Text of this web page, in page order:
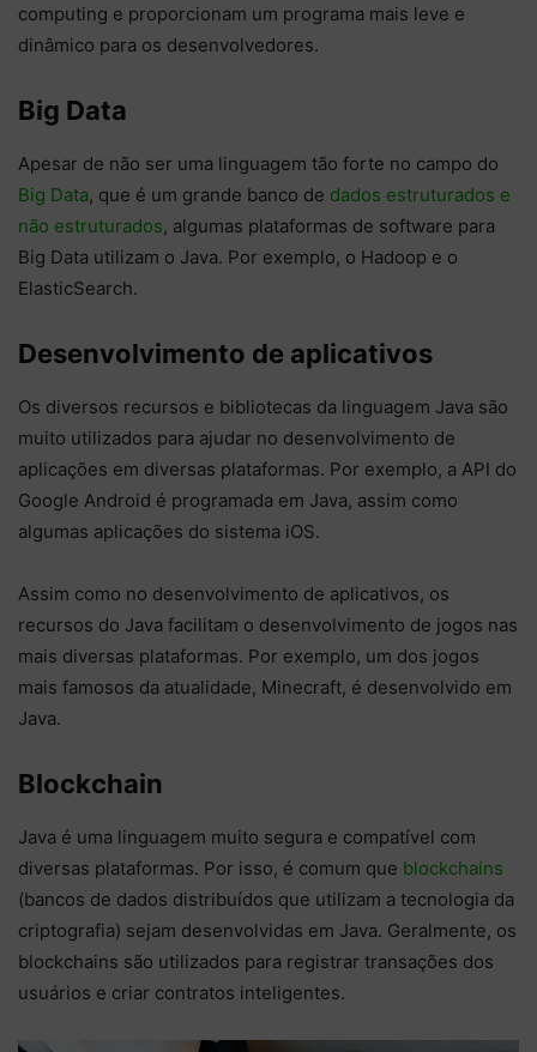
computing e proporcionam um programa mais leve e
dinâmico para os desenvolvedores.
Big Data
Apesar de não ser uma linguagem tão forte no campo do
Big Data, que é um grande banco de dados estruturados e
não estruturados, algumas plataformas de software para
Big Data utilizam o Java. Por exemplo, o Hadoop e o
ElasticSearch.
Desenvolvimento de aplicativos
Os diversos recursos e bibliotecas da linguagem Java são
muito utilizados para ajudar no desenvolvimento de
aplicações em diversas plataformas. Por exemplo, a API do
Google Android é programada em Java, assim como
algumas aplicações do sistema iOS.
Assim como no desenvolvimento de aplicativos, os
recursos do Java facilitam o desenvolvimento de jogos nas
mais diversas plataformas. Por exemplo, um dos jogos
mais famosos da atualidade, Minecraft, é desenvolvido em
Java.
Blockchain
Java é uma linguagem muito segura e compatível com
diversas plataformas. Por isso, é comum que blockchains
(bancos de dados distribuídos que utilizam a tecnologia da
criptografia) sejam desenvolvidas em Java. Geralmente, os
blockchains são utilizados para registrar transações dos
usuários e criar contratos inteligentes.